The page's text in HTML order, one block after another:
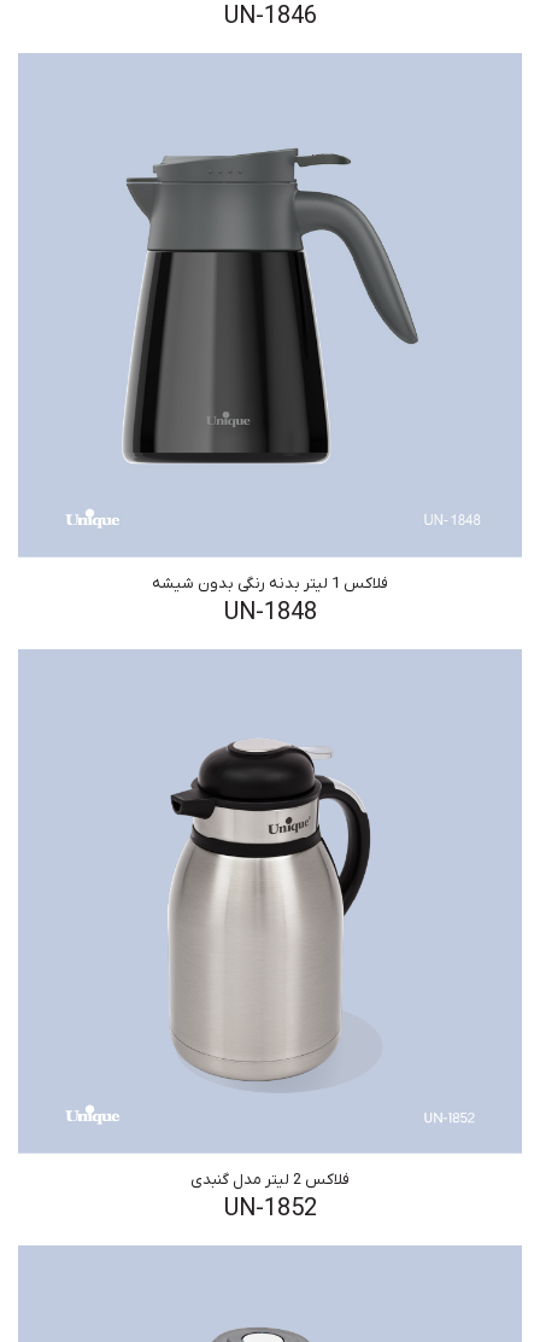
UN-1846
فلاکس 1 لیتر بدنه رنگی بدون شیشه
UN-1848
فلاکس 2 لیتر مدل گنبدی
UN-1852